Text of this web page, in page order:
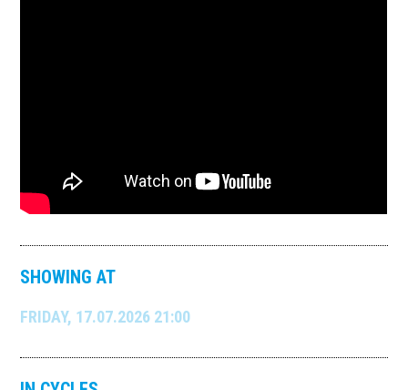
SHOWING AT
FRIDAY, 17.07.2026 21:00